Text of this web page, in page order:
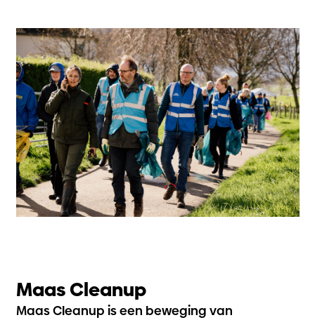
Maas Cleanup
Maas Cleanup is een beweging van